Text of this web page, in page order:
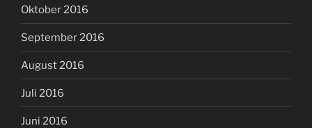
Oktober 2016
September 2016
August 2016
Juli 2016
Juni 2016